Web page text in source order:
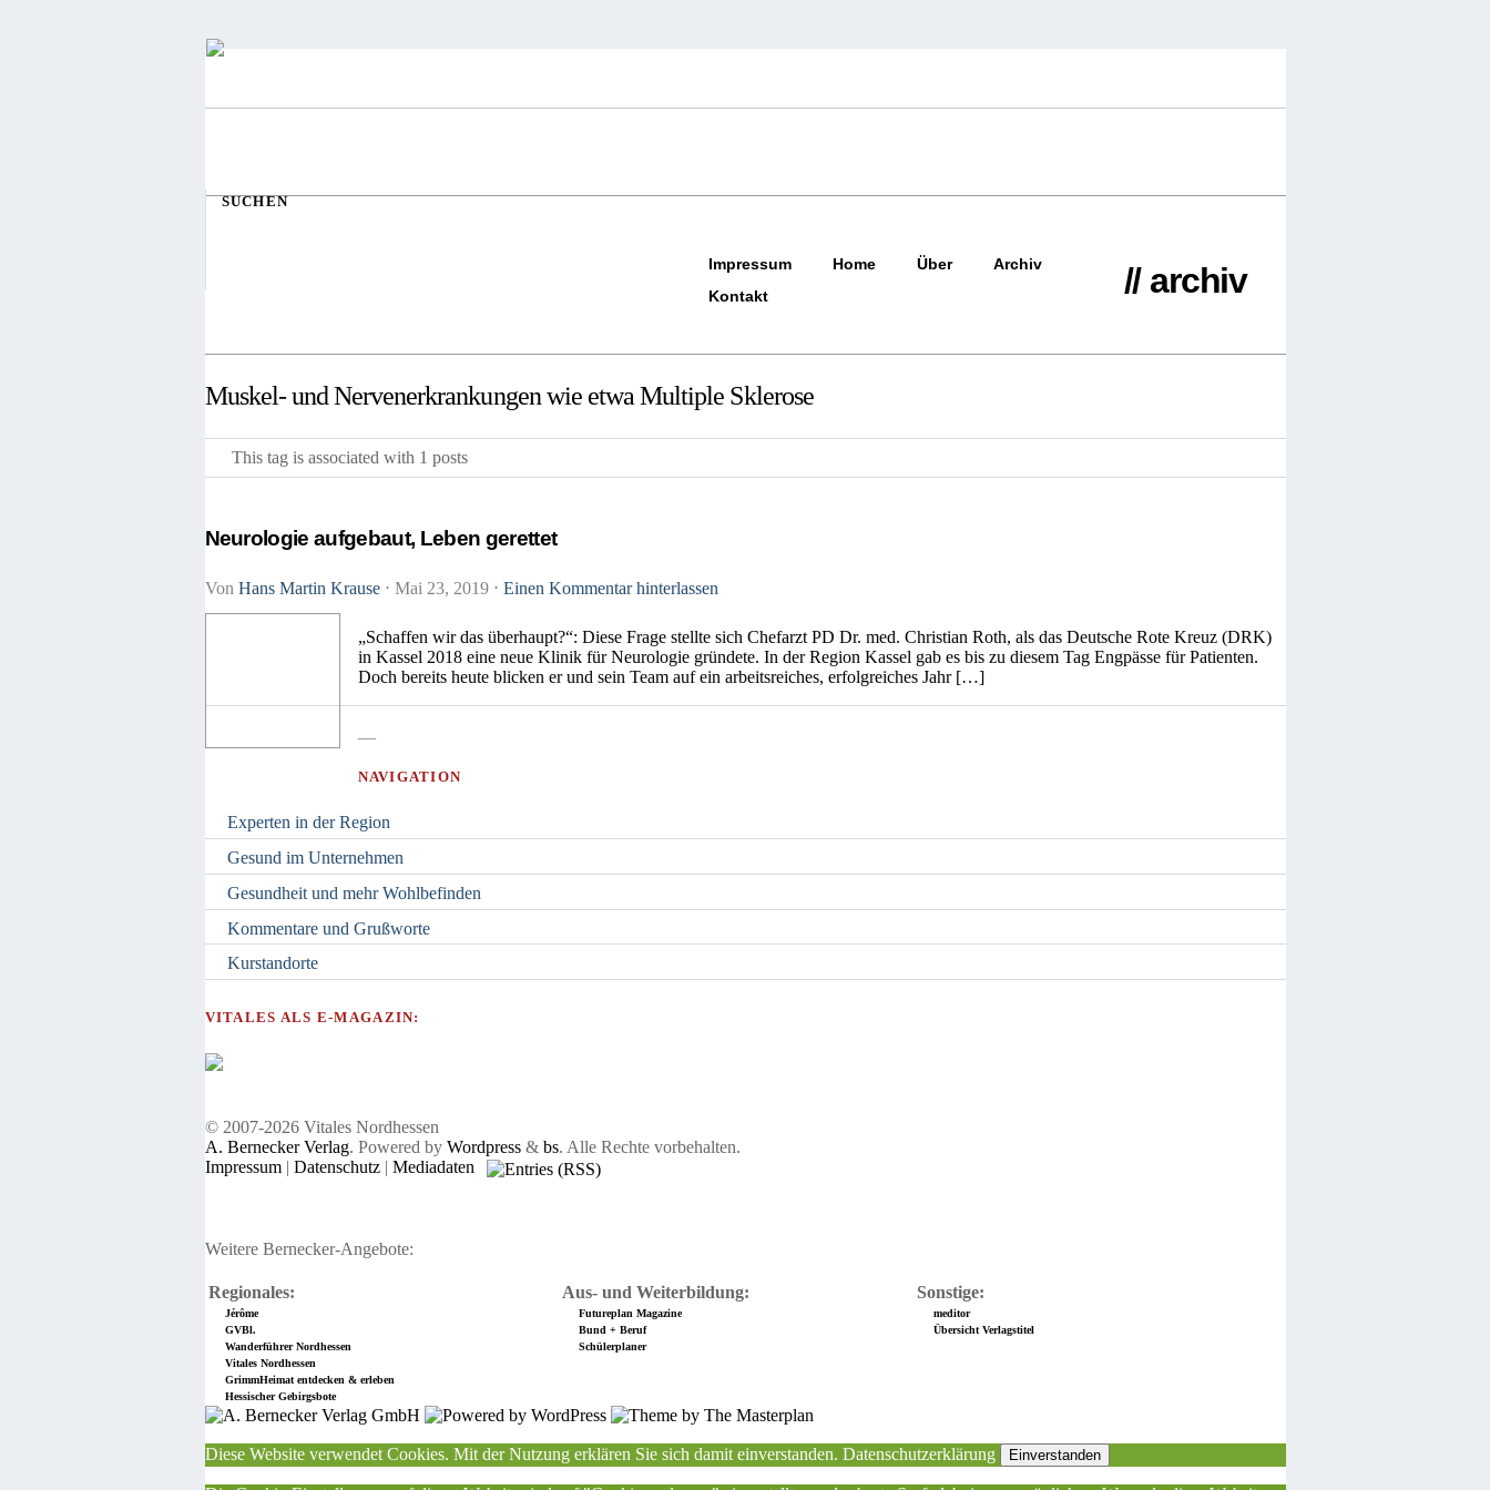
SUCHEN
Impressum Home Über
Archiv
Kontakt
// archiv
Muskel- und Nervenerkrankungen wie etwa Multiple Sklerose
This tag is associated with 1 posts
Neurologie aufgebaut, Leben gerettet
Von Hans Martin Krause ⋅ Mai 23, 2019 ⋅ Einen Kommentar hinterlassen
„Schaffen wir das überhaupt?“: Diese Frage stellte sich Chefarzt PD Dr. med. Christian Roth, als das Deutsche Rote Kreuz (DRK)
in Kassel 2018 eine neue Klinik für Neurologie gründete. In der Region Kassel gab es bis zu diesem Tag Engpässe für Patienten.
Doch bereits heute blicken er und sein Team auf ein arbeitsreiches, erfolgreiches Jahr […]
—
NAVIGATION
Experten in der Region
Gesund im Unternehmen
Gesundheit und mehr Wohlbefinden
Kommentare und Grußworte
Kurstandorte
VITALES ALS E-MAGAZIN:
© 2007-2026 Vitales Nordhessen
A. Bernecker Verlag. Powered by Wordpress& bs. Alle Rechte vorbehalten.
Impressum| Datenschutz| Mediadaten
Weitere Bernecker-Angebote:
Regionales: Aus- und Weiterbildung: Sonstige:
Jérôme Futureplan Magazine
meditor
GVBl.
Bund + Beruf
Übersicht Verlagstitel
Wanderführer Nordhessen
Schülerplaner
Vitales Nordhessen
GrimmHeimat entdecken & erleben
Hessischer Gebirgsbote
Diese Website verwendet Cookies. Mit der Nutzung erklären Sie sich damit einverstanden. Datenschutzerklärung Einverstanden